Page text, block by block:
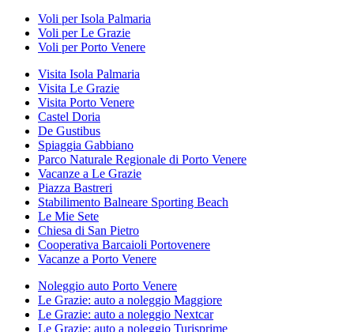
Voli per Isola Palmaria
Voli per Le Grazie
Voli per Porto Venere
Visita Isola Palmaria
Visita Le Grazie
Visita Porto Venere
Castel Doria
De Gustibus
Spiaggia Gabbiano
Parco Naturale Regionale di Porto Venere
Vacanze a Le Grazie
Piazza Bastreri
Stabilimento Balneare Sporting Beach
Le Mie Sete
Chiesa di San Pietro
Cooperativa Barcaioli Portovenere
Vacanze a Porto Venere
Noleggio auto Porto Venere
Le Grazie: auto a noleggio Maggiore
Le Grazie: auto a noleggio Nextcar
Le Grazie: auto a noleggio Turisprime